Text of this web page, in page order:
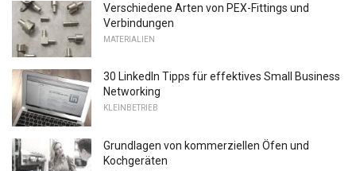
Verschiedene Arten von PEX-Fittings und
Verbindungen
MATERIALIEN
30 LinkedIn Tipps für effektives Small Business
Networking
KLEINBETRIEB
Grundlagen von kommerziellen Öfen und
Kochgeräten